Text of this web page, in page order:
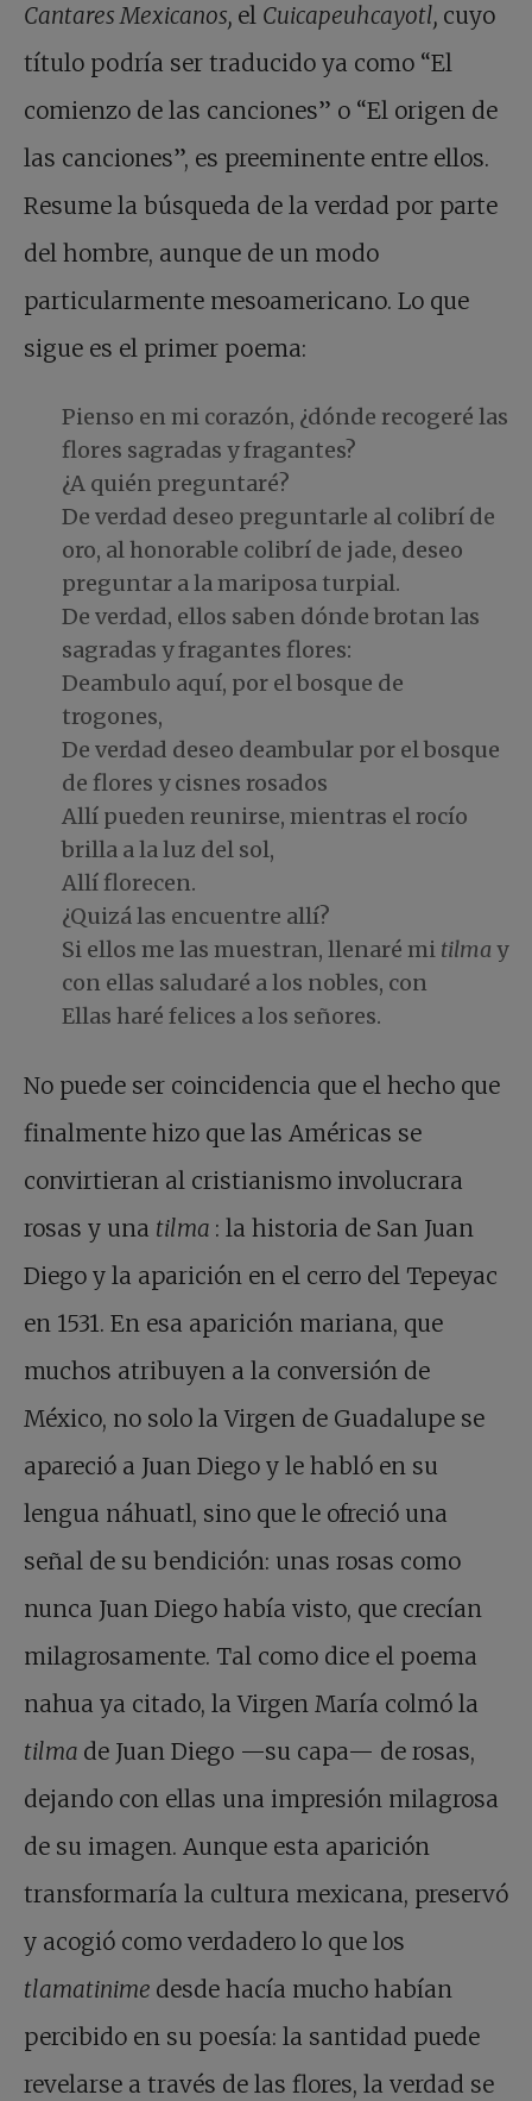
Cantares Mexicanos, el Cuicapeuhcayotl, cuyo
título podría ser traducido ya como “El
comienzo de las canciones” o “El origen de
las canciones”, es preeminente entre ellos.
Resume la búsqueda de la verdad por parte
del hombre, aunque de un modo
particularmente mesoamericano. Lo que
sigue es el primer poema:
Pienso en mi corazón, ¿dónde recogeré las
flores sagradas y fragantes?
¿A quién preguntaré?
De verdad deseo preguntarle al colibrí de
oro, al honorable colibrí de jade, deseo
preguntar a la mariposa turpial.
De verdad, ellos saben dónde brotan las
sagradas y fragantes flores:
Deambulo aquí, por el bosque de
trogones,
De verdad deseo deambular por el bosque
de flores y cisnes rosados
Allí pueden reunirse, mientras el rocío
brilla a la luz del sol,
Allí florecen.
¿Quizá las encuentre allí?
Si ellos me las muestran, llenaré mi tilma y
con ellas saludaré a los nobles, con
Ellas haré felices a los señores.
No puede ser coincidencia que el hecho que
finalmente hizo que las Américas se
convirtieran al cristianismo involucrara
rosas y una tilma : la historia de San Juan
Diego y la aparición en el cerro del Tepeyac
en 1531. En esa aparición mariana, que
muchos atribuyen a la conversión de
México, no solo la Virgen de Guadalupe se
apareció a Juan Diego y le habló en su
lengua náhuatl, sino que le ofreció una
señal de su bendición: unas rosas como
nunca Juan Diego había visto, que crecían
milagrosamente. Tal como dice el poema
nahua ya citado, la Virgen María colmó la
tilma de Juan Diego —su capa— de rosas,
dejando con ellas una impresión milagrosa
de su imagen. Aunque esta aparición
transformaría la cultura mexicana, preservó
y acogió como verdadero lo que los
tlamatinime desde hacía mucho habían
percibido en su poesía: la santidad puede
revelarse a través de las flores, la verdad se